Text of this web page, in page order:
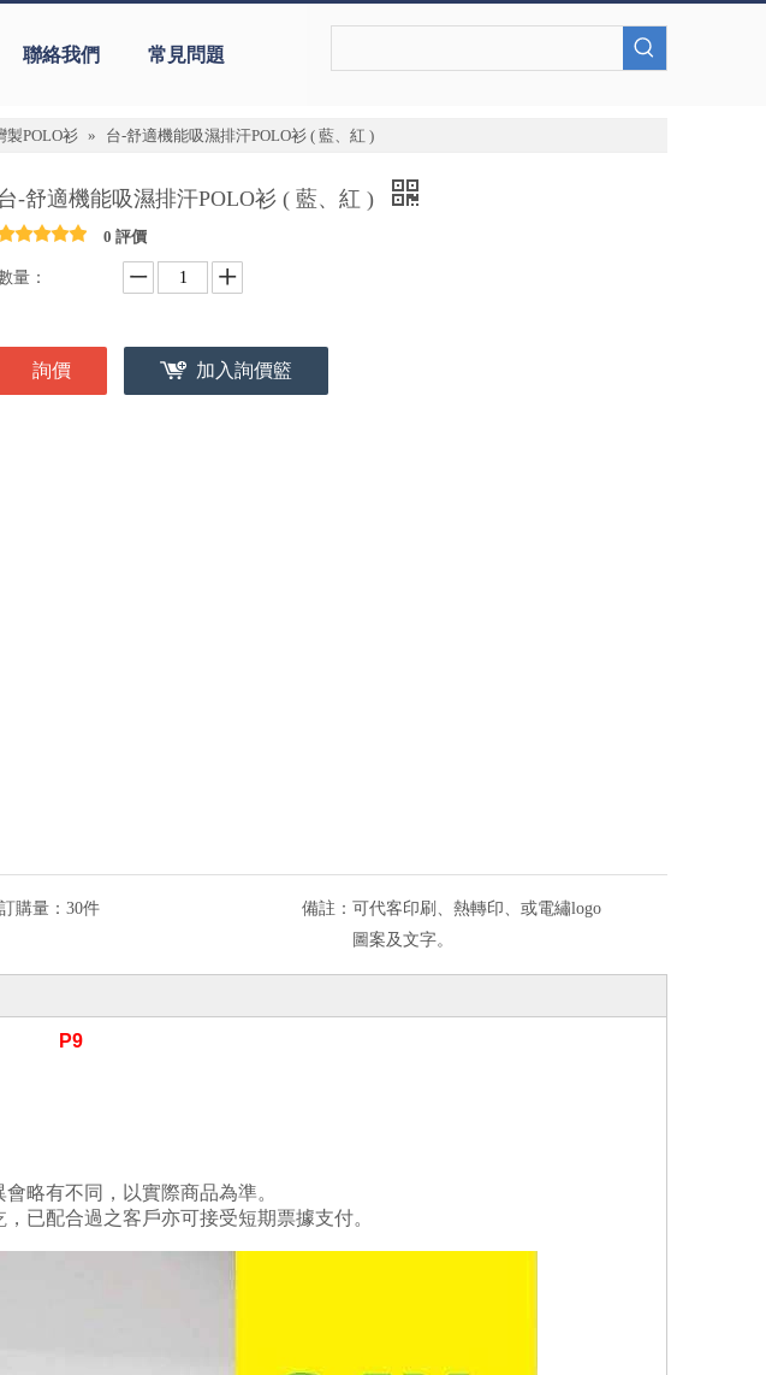
聯絡我們 常見問題
製POLO衫 » 台-舒適機能吸濕排汗POLO衫 ( 藍、紅 )
-舒適機能吸濕排汗POLO衫 ( 藍、紅 )
0 評價
量：
詢價 加入詢價籃
購量： 30件 備註： 可代客印刷、熱轉印、或電繡logo
圖案及文字。
製 ) P9
略有不同，以實際商品為準。
已配合過之客戶亦可接受短期票據支付。